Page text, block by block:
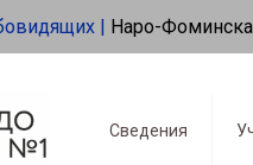
| Наро-
Сведения